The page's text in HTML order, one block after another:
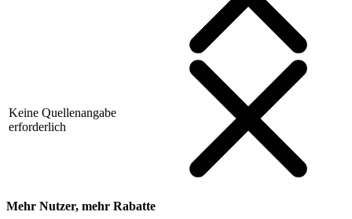
Keine Quellenangabe
erforderlich
Mehr Nutzer, mehr Rabatte